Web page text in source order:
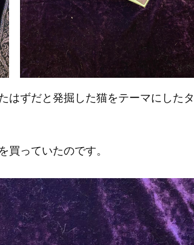
はずだと発掘した猫をテーマにしたタ
買っていたのです。